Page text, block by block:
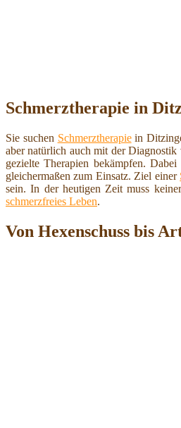
Schmerztherapie in
Sie suchen Schmerztherapiein
aber natürlich auch mit der Diagnostik
gezielte Therapien bekämpfen.
gleichermaßen zum Einsatz. Ziel einer
sein. In der heutigen Zeit muss
schmerzfreies Leben.
Von Hexenschuss bis